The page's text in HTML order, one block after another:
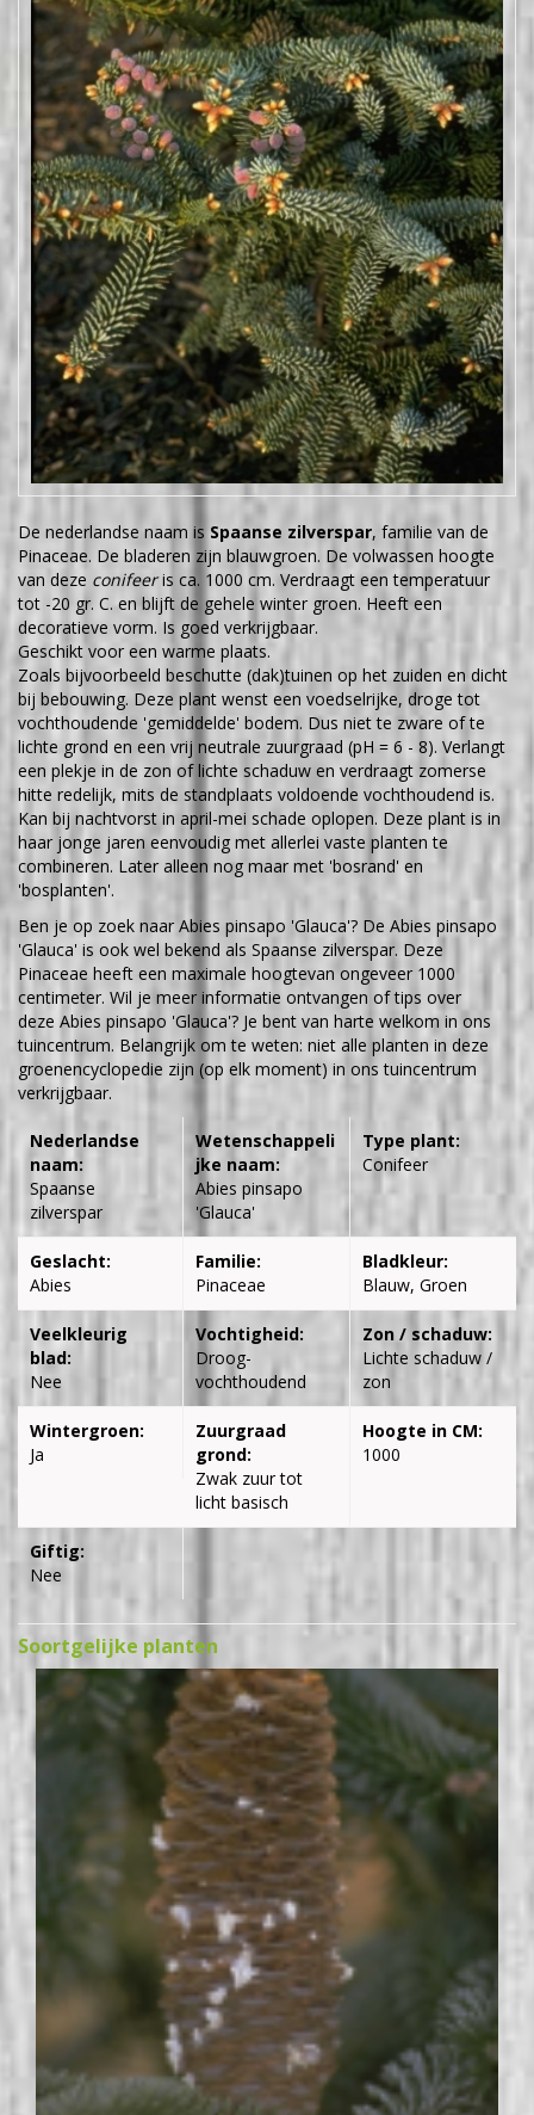
De nederlandse naam is Spaanse zilverspar, familie van de
Pinaceae. De bladeren zijn blauwgroen. De volwassen hoogte
van deze conifeeris ca. 1000 cm. Verdraagt een temperatuur
tot -20 gr. C. en blijft de gehele winter groen. Heeft een
decoratieve vorm. Is goed verkrijgbaar.
Geschikt voor een warme plaats.
Zoals bijvoorbeeld beschutte (dak)tuinen op het zuiden en dicht
bij bebouwing. Deze plant wenst een voedselrijke, droge tot
vochthoudende 'gemiddelde' bodem. Dus niet te zware of te
lichte grond en een vrij neutrale zuurgraad (pH = 6 - 8). Verlangt
een plekje in de zon of lichte schaduw en verdraagt zomerse
hitte redelijk, mits de standplaats voldoende vochthoudend is.
Kan bij nachtvorst in april-mei schade oplopen. Deze plant is in
haar jonge jaren eenvoudig met allerlei vaste planten te
combineren. Later alleen nog maar met 'bosrand' en
'bosplanten'.
Ben je op zoek naar Abies pinsapo 'Glauca'? De Abies pinsapo
'Glauca' is ook wel bekend als Spaanse zilverspar. Deze
Pinaceae heeft een maximale hoogtevan ongeveer 1000
centimeter. Wil je meer informatie ontvangen of tips over
deze Abies pinsapo 'Glauca'? Je bent van harte welkom in ons
tuincentrum. Belangrijk om te weten: niet alle planten in deze
groenencyclopedie zijn (op elk moment) in ons tuincentrum
verkrijgbaar.
Nederlandse
naam:
Spaanse
zilverspar
Wetenschappeli
jke naam:
Abies pinsapo
'Glauca'
Type plant:
Conifeer
Geslacht:
Abies
Familie:
Pinaceae
Bladkleur:
Blauw, Groen
Veelkleurig
blad:
Nee
Vochtigheid:
Droog-
vochthoudend
Zon / schaduw:
Lichte schaduw /
zon
Wintergroen:
Ja
Zuurgraad
grond:
Zwak zuur tot
licht basisch
Hoogte in CM:
1000
Giftig:
Nee
Soortgelijke planten